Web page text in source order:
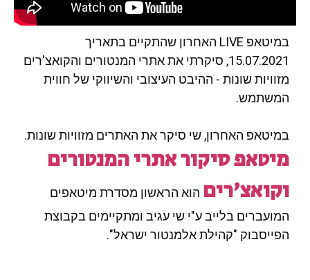
במיטאפ LIVE האחרון שהתקיים בתאריך
15.07.2021, סיקרתי את אתרי המנטורים והקואצ'רים
מזוויות שונות - ההיבט העיצובי והשיווקי של חווית
המשתמש.
במיטאפ האחרון, שי סיקר את האתרים מזוויות שונות.
מיטאפ סיקור אתרי המנטורים
וקואצ'רים הוא הראשון מסדרת מיטאפים
המועברים בלייב ע"י שי עגיב ומתקיימים בקבוצת
הפייסבוק "קהילת אלמנטור ישראל".